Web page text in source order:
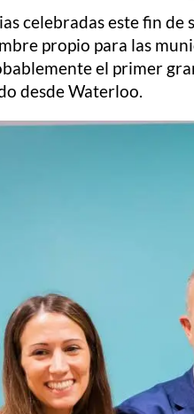
celebradas este fin
propio para las
el primer
desde Waterloo.